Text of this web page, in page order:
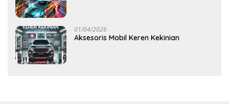
01/04/2026
Aksesoris Mobil Keren Kekinian